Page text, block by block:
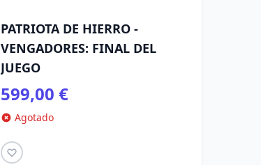
PATRIOTA DE HIERRO -
VENGADORES: FINAL DEL
JUEGO
599,00 €
Agotado